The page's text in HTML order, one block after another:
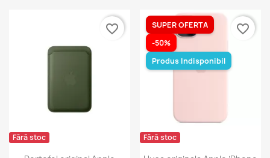
Fără stoc
favorite_border
Fără stoc
SUPER OFERTA
-50%
Produs Indisponibil
favorite_border